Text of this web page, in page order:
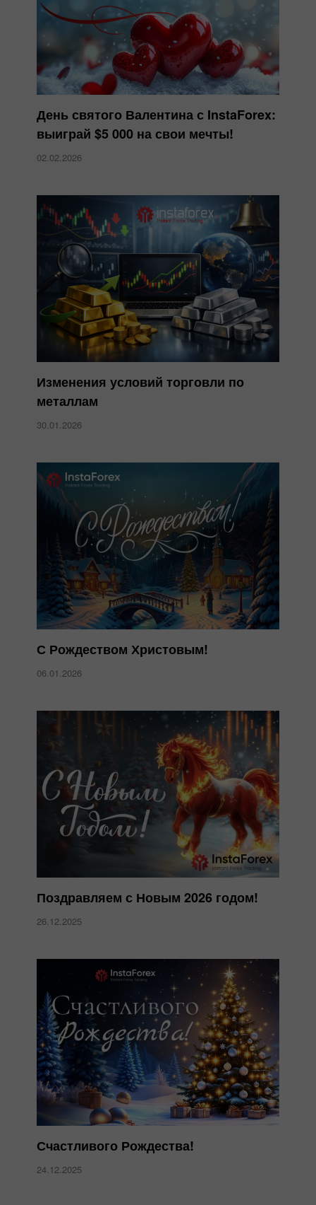
День святого Валентина с InstaForex:
выиграй $5 000 на свои мечты!
02.02.2026
Изменения условий торговли по
металлам
30.01.2026
С Рождеством Христовым!
06.01.2026
Поздравляем с Новым 2026 годом!
26.12.2025
Счастливого Рождества!
24.12.2025